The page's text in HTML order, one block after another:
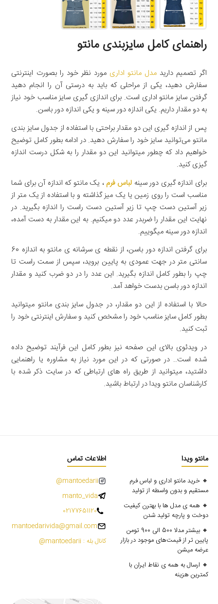
راهنمای کامل سایزبندی مانتو
اگر تصمیم دارید مدل مانتو اداری مورد نظر خود را بصورت اینترنتی
سفارش دهید، یکی از مراحلی که باید به درستی آن را انجام دهید
گرفتن سایز مانتو اداری است. برای اندازی گیری سایز مناسب خود نیاز
به دو مقدار داریم. یکی اندازه دور سینه و یکی اندازه دور باسن.
پس از اندازه گیری این دو مقدار براحتی با استفاده از جدول سایز بندی
مانتو می‌توانید سایز خود را سفارش دهید. در ادامه بطور کامل توضیح
خواهیم داد که چطور میتوانید این دو مقدار را به شکل درست اندازه
گیزی کنید.
برای اندازه گیری دور سینه لباس فرم ، یک مانتو که اندازه آن برای شما
مناسب است را روی زمین یا یک میز گذاشته و با استفاده از یک متر از
زیر آستین دست چپ تا زیر آستین دست راست را اندازه بگیرید. در
نهایت این مقدار را ضربدر عدد دو میکنیم. به این مقدار به دست آمده،
اندازه دور سینه میگوییم.
برای گرفتن اندازه دور باسن، از نقطه ی سرشانه ی مانتو به اندازه 60
سانتی متر در جهت عمودی به پایین بروید، سپس از سمت راست تا
چپ را بطور کامل اندازه بگیرید. این عدد را در دو ضرب کنید و مقدار
اندازه دور باسن بدست خواهد آمد.
حالا با استفاده از این دو مقدار، در جدول سایز بندی مانتو میتوانید
بطور کامل سایز مناسب خود را مشخص کنید و سفارش اینترنتی خود را
ثبت کنید.
در ویدئوی بالای این صفحه نیز بطور کامل این فرآیند توضیح داده
شده است.. در صورتی که در این مورد نیاز به مشاوره یا راهنمایی
داشتید، میتوانید از طریق راه های ارتباطی که در سایت ذکر شده با
کارشناسان مانتو ویدا در ارتباط باشید.
مانتو ویدا
🔸 خرید مانتو اداری و لباس فرم
مستقیم و بدون واسطه از تولید
🔸 همه ی مدل ها با بهترن کیفیت
دوخت و پارچه تولید شدن
🔸 بیشتر مدلا 500 الی 900 تومن
پایین تر از قیمت‌های موجود در بازار
عرضه میشن
🔸 ارسال به همه ی نقاط ایران با
کمترین هزینه
اطلاعات تماس
mantoedarii@
manto_vida
02177651120
mantoedarivida@gmail.com
کانال بله : mantoedarii@